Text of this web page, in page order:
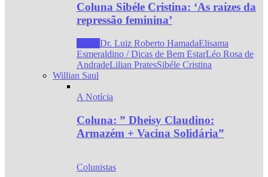
Coluna Sibéle Cristina: ‘As raízes da
repressão feminina’
Dr. Luiz Roberto HamadaElisama
Esmeraldino / Dicas de Bem EstarLéo Rosa de
AndradeLilian PratesSibéle Cristina
Willian Saul
A Notícia
Coluna: ” Dheisy Claudino:
Armazém + Vacina Solidária”
Colunistas